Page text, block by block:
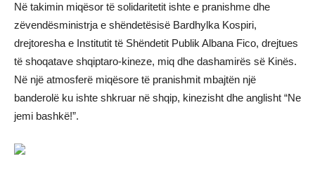
Në takimin miqësor të solidaritetit ishte e pranishme dhe
zëvendësministrja e shëndetësisë Bardhylka Kospiri,
drejtoresha e Institutit të Shëndetit Publik Albana Fico, drejtues
të shoqatave shqiptaro-kineze, miq dhe dashamirës së Kinës.
Në një atmosferë miqësore të pranishmit mbajtën një
banderolë ku ishte shkruar në shqip, kinezisht dhe anglisht “Ne
jemi bashkë!”.